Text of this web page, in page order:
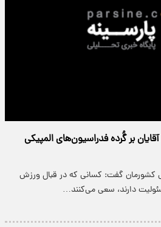
بر گُرده فدراسیون‌های المپیکی
کشورمان گفت: کسانی که در قبال ورزش
دارند، سعی می‌کنند…